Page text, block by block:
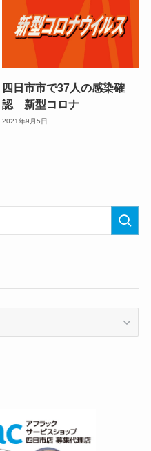
四日市市で37人の感染確
認 新型コロナ
2021年9月5日